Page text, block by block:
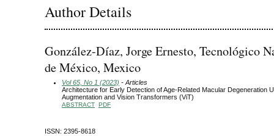
Author Details
González-Díaz, Jorge Ernesto, Tecnológico
de México, Mexico
Vol 65, No 1 (2023) - Articles
Architecture for Early Detection of Age-Related Macular Degeneration
Augmentation and Vision Transformers (ViT)
ABSTRACT PDF
ISSN: 2395-8618